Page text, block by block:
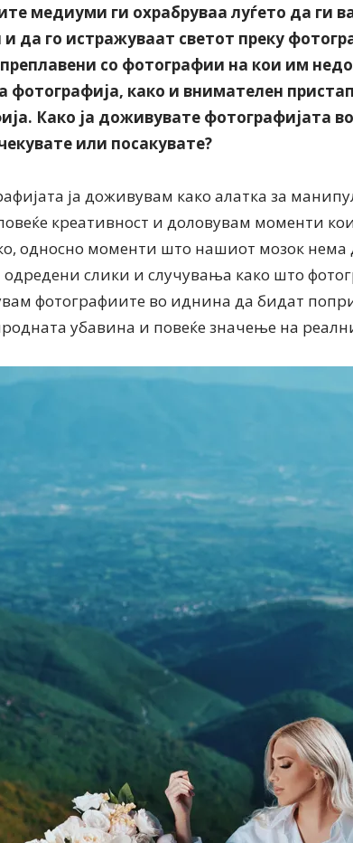
медиуми ги охрабруваа луѓето да ги
да го истражуваат светот преку
со фотографии на кои им
фотографија, како и внимателен
Како ја доживувате фотографијата
или посакувате?
ја доживувам како алатка за
креативност и доловувам моменти
односно моменти што нашиот мозок нема
одредени слики и случувања како што
фотографиите во иднина да бидат
убавина и повеќе значење на